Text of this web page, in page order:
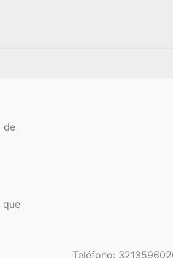
de
que
Teléfono: